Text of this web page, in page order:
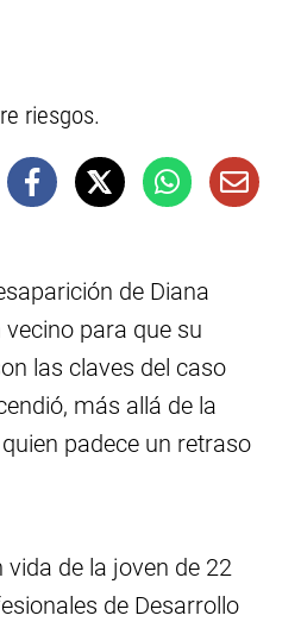
riesgos.
de Diana
para que su
las claves del caso
más allá de la
padece un retraso
de la joven de 22
de Desarrollo